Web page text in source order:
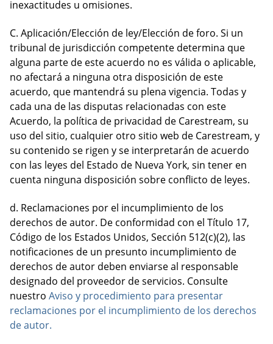
inexactitudes u omisiones.
C. Aplicación/Elección de ley/Elección de foro. Si un
tribunal de jurisdicción competente determina que
alguna parte de este acuerdo no es válida o aplicable,
no afectará a ninguna otra disposición de este
acuerdo, que mantendrá su plena vigencia. Todas y
cada una de las disputas relacionadas con este
Acuerdo, la política de privacidad de Carestream, su
uso del sitio, cualquier otro sitio web de Carestream, y
su contenido se rigen y se interpretarán de acuerdo
con las leyes del Estado de Nueva York, sin tener en
cuenta ninguna disposición sobre conflicto de leyes.
d. Reclamaciones por el incumplimiento de los
derechos de autor. De conformidad con el Título 17,
Código de los Estados Unidos, Sección 512(c)(2), las
notificaciones de un presunto incumplimiento de
derechos de autor deben enviarse al responsable
designado del proveedor de servicios. Consulte
nuestro Aviso y procedimiento para presentar
reclamaciones por el incumplimiento de los derechos
de autor.